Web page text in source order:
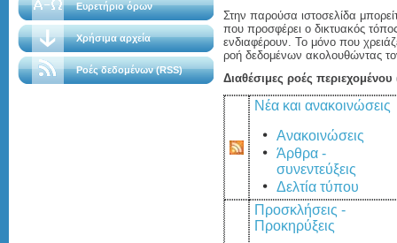
Ευρετήριο όρων
Χρήσιμα αρχεία
Ροές δεδομένων (RSS)
Στην παρούσα ιστοσελίδα
που προσφέρει ο δικτυακός
ενδιαφέρουν. Το μόνο που
ροή δεδομένων ακολουθώντας
Διαθέσιμες ροές
Νέα και ανακοινώσεις
Ανακοινώσεις
Άρθρα -
συνεντεύξεις
Δελτία τύπου
Προσκλήσεις -
Προκηρύξεις